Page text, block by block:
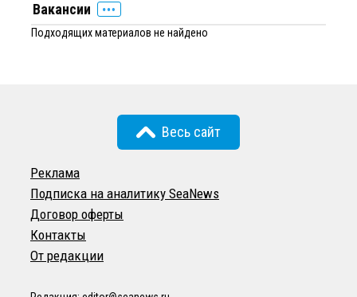
Вакансии
Подходящих материалов не найдено
Весь сайт
Реклама
Подписка на аналитику SeaNews
Договор оферты
Контакты
От редакции